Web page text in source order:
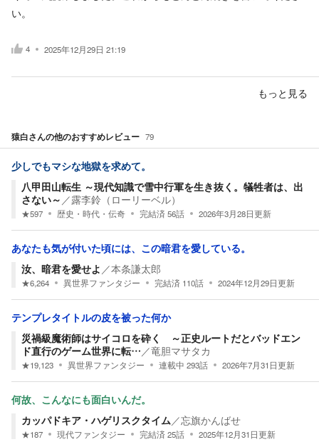
い。
4 2025年12月29日 21:19
もっと見る
猿白さんの他のおすすめレビュー 79
少しでもマシな地獄を求めて。
八甲田山転生 ～現代知識で雪中行軍を生き抜く。犠牲者は、出
さない～ ／露李鈴（ローリーベル）
★597 歴史・時代・伝奇 完結済56話 2026年3月28日更新
あなたも気が付いた頃には、この暗君を愛している。
汝、暗君を愛せよ ／本条謙太郎
★6,264 異世界ファンタジー 完結済 110話 2024年12月29日更新
テンプレタイトルの皮を被った何か
災禍級魔術師はサイコロを砕く ～正史ルートだとバッドエン
ド直行のゲーム世界に転… ／竜胆マサタカ
★19,123 異世界ファンタジー 連載中 293話 2026年7月31日更新
何故、こんなにも面白いんだ。
カッパドキア・ハゲリスクタイム ／忘旗かんばせ
★187 現代ファンタジー 完結済25話 2025年12月31日更新